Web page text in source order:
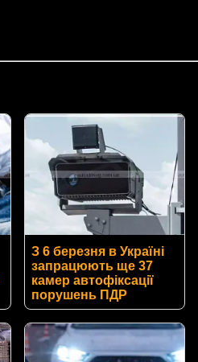
З 6 березня в Україні
запрацюють ще 37
камер автофіксації
порушень ПДР